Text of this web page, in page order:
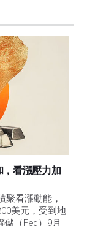
看漲壓力加
聚看漲動能，
美元，受到地
（Fed）9月